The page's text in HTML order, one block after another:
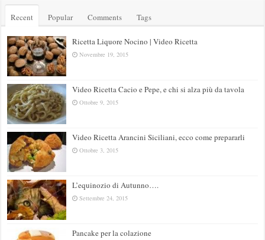
Recent Popular Comments Tags
Ricetta Liquore Nocino | Video Ricetta
Novembre 19, 2015
Video Ricetta Cacio e Pepe, e chi si alza più da tavola
Ottobre 9, 2015
Video Ricetta Arancini Siciliani, ecco come prepararli
Ottobre 3, 2015
L’equinozio di Autunno….
Settembre 24, 2015
Pancake per la colazione